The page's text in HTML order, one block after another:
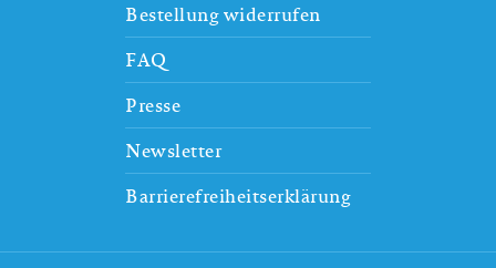
Bestellung widerrufen
FAQ
Presse
Newsletter
Barrierefreiheitserklärung